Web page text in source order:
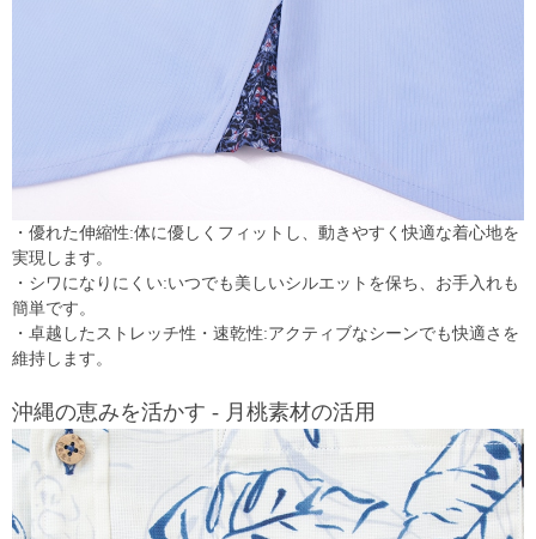
・優れた伸縮性:体に優しくフィットし、動きやすく快適な着心地を
実現します。
・シワになりにくい:いつでも美しいシルエットを保ち、お手入れも
簡単です。
・卓越したストレッチ性・速乾性:アクティブなシーンでも快適さを
維持します。
沖縄の恵みを活かす - 月桃素材の活用